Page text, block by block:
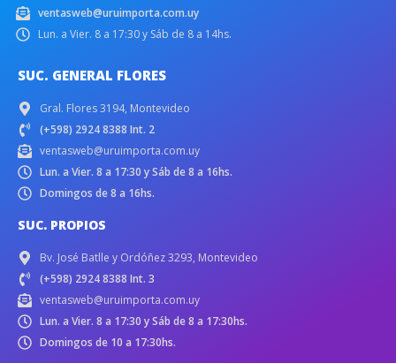
ventasweb@uruimporta.com.uy
Lun. a Vier. 8 a 17:30 y Sáb de 8 a 14hs.
SUC. GENERAL FLORES
Gral. Flores 3194, Montevideo
(+598) 2924 8388 Int. 2
ventasweb@uruimporta.com.uy
Lun. a Vier. 8 a 17:30 y Sáb de 8 a 16hs.
Domingos de 8 a 16hs.
SUC. PROPIOS
Bv. José Batlle y Ordóñez 3293, Montevideo
(+598) 2924 8388 Int. 3
ventasweb@uruimporta.com.uy
Lun. a Vier. 8 a 17:30 y Sáb de 8 a 17:30hs.
Domingos de 10 a 17:30hs.